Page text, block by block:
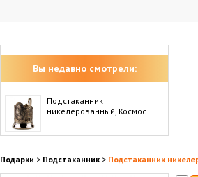
Вы недавно смотрели:
Подстаканник
никелерованный, Космос
Подарки > Подстаканник > Подстаканник